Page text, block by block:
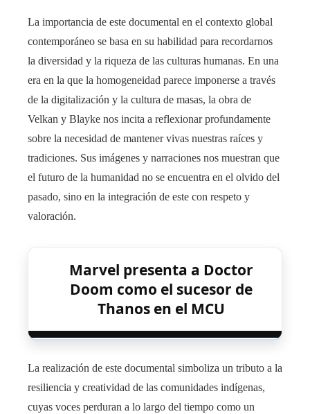
La importancia de este documental en el contexto global
contemporáneo se basa en su habilidad para recordarnos
la diversidad y la riqueza de las culturas humanas. En una
era en la que la homogeneidad parece imponerse a través
de la digitalización y la cultura de masas, la obra de
Velkan y Blayke nos incita a reflexionar profundamente
sobre la necesidad de mantener vivas nuestras raíces y
tradiciones. Sus imágenes y narraciones nos muestran que
el futuro de la humanidad no se encuentra en el olvido del
pasado, sino en la integración de este con respeto y
valoración.
Marvel presenta a Doctor
Doom como el sucesor de
Thanos en el MCU
La realización de este documental simboliza un tributo a la
resiliencia y creatividad de las comunidades indígenas,
cuyas voces perduran a lo largo del tiempo como un